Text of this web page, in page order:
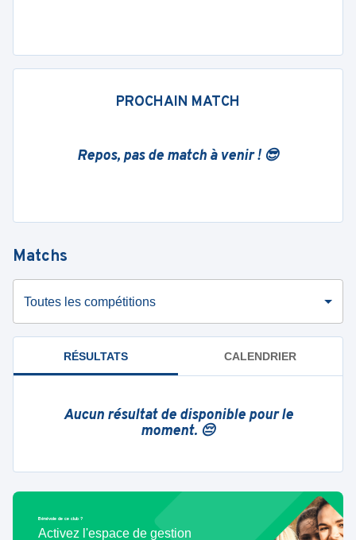
PROCHAIN MATCH
Repos, pas de match à venir ! 😎
Matchs
Toutes les compétitions
RÉSULTATS CALENDRIER
Aucun résultat de disponible pour le
moment. 😔
Bénévole de ce club ?
Activez l'espace de gestion